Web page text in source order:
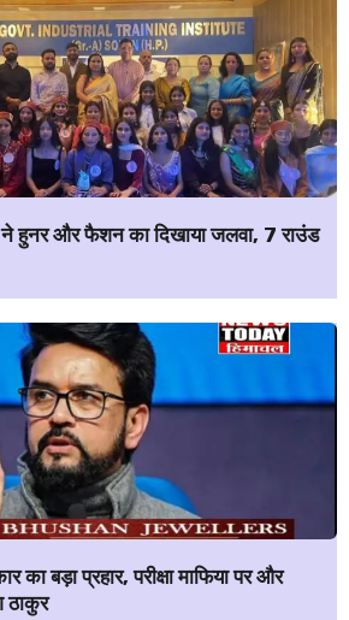
हुनर और फैशन का दिखाया जलवा, 7 राउंड
का बड़ा प्रहार, परीक्षा माफिया पर और
ठाकुर